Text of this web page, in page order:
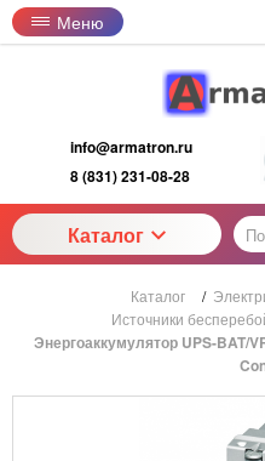
Меню
info@armatron.ru
8 (831) 231-08-28
Каталог
Каталог /
Источники
Энергоаккумулятор UPS-BAT/